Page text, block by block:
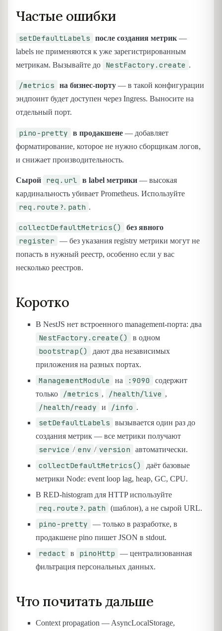
Частые ошибки
setDefaultLabels после создания метрик —
labels не применяются к уже зарегистрированным
метрикам. Вызывайте до
NestFactory.create .
/metrics на бизнес-порту — в такой конфигурации
эндпоинт будет доступен через Ingress. Выносите на
отдельный порт.
pino-pretty в продакшене — добавляет
форматирование, которое не нужно сборщикам логов,
и снижает производительность.
Сырой req.url в label метрики — высокая
кардинальность убивает Prometheus. Используйте
req.route?.path .
collectDefaultMetrics() без явного
register
— без указания registry метрики могут не
попасть в нужный реестр, особенно если у вас
несколько реестров.
Коротко
В NestJS нет встроенного management-порта: два
NestFactory.create() в одном
bootstrap()
дают два независимых
приложения на разных портах.
ManagementModule на :9090
содержит
только
/metrics , /health/live ,
/health/ready и /info .
setDefaultLabels
вызывается один раз до
создания метрик — все метрики получают
service / env / version автоматически.
collectDefaultMetrics()
даёт базовые
метрики Node: event loop lag, heap, GC, CPU.
В RED-histogram для HTTP используйте
req.route?.path (шаблон), а не сырой URL.
pino-pretty
— только в разработке, в
продакшене pino пишет JSON в stdout.
redact в pinoHttp
— централизованная
фильтрация персональных данных.
Что почитать дальше
Context propagation — AsyncLocalStorage,